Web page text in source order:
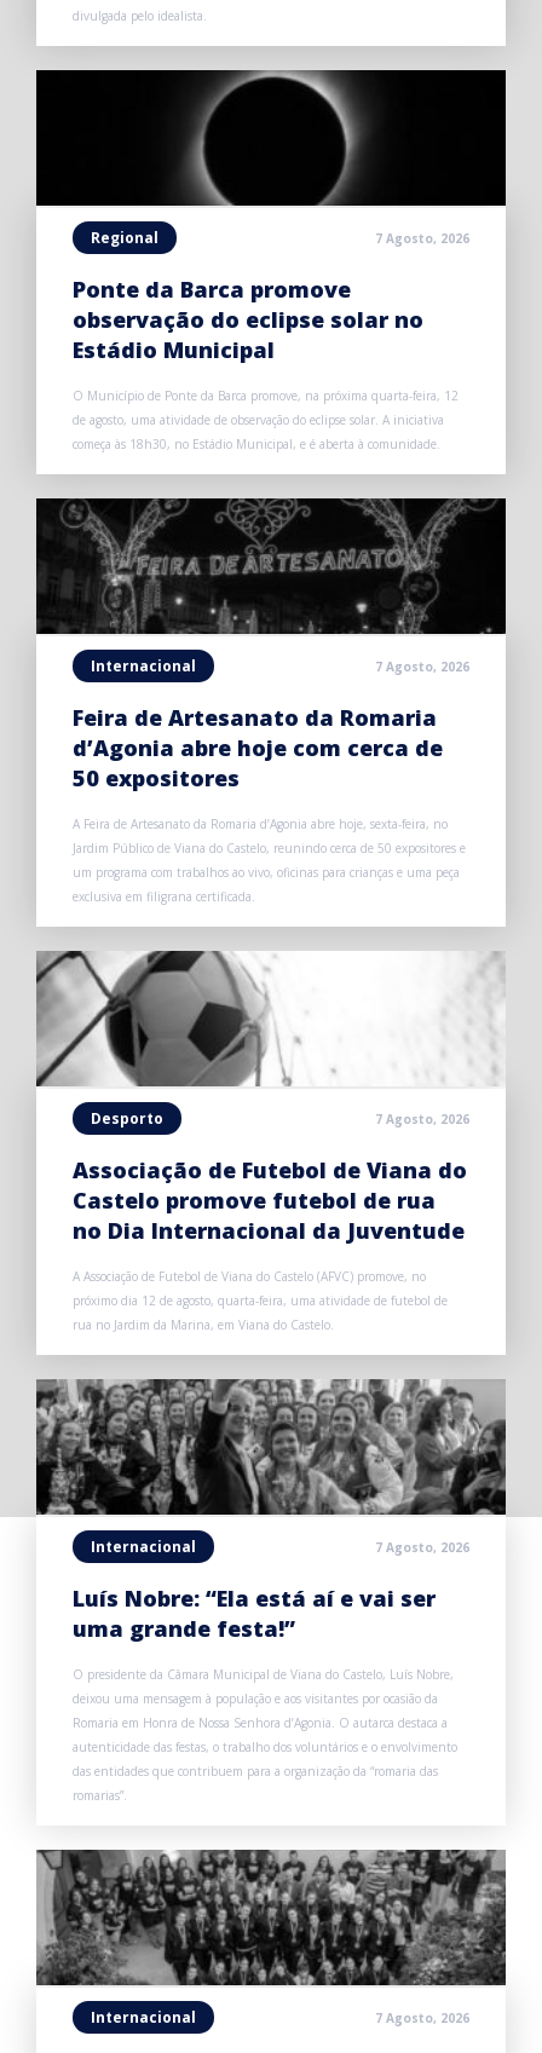
divulgada pelo idealista.
Regional 7 Agosto, 2026
Ponte da Barca promove
observação do eclipse solar no
Estádio Municipal
O Município de Ponte da Barca promove, na próxima quarta-feira, 12
de agosto, uma atividade de observação do eclipse solar. A iniciativa
começa às 18h30, no Estádio Municipal, e é aberta à comunidade.
Internacional 7 Agosto, 2026
Feira de Artesanato da Romaria
d’Agonia abre hoje com cerca de
50 expositores
A Feira de Artesanato da Romaria d’Agonia abre hoje, sexta-feira, no
Jardim Público de Viana do Castelo, reunindo cerca de 50 expositores e
um programa com trabalhos ao vivo, oficinas para crianças e uma peça
exclusiva em filigrana certificada.
Desporto 7 Agosto, 2026
Associação de Futebol de Viana do
Castelo promove futebol de rua
no Dia Internacional da Juventude
A Associação de Futebol de Viana do Castelo (AFVC) promove, no
próximo dia 12 de agosto, quarta-feira, uma atividade de futebol de
rua no Jardim da Marina, em Viana do Castelo.
Internacional 7 Agosto, 2026
Luís Nobre: “Ela está aí e vai ser
uma grande festa!”
O presidente da Câmara Municipal de Viana do Castelo, Luís Nobre,
deixou uma mensagem à população e aos visitantes por ocasião da
Romaria em Honra de Nossa Senhora d’Agonia. O autarca destaca a
autenticidade das festas, o trabalho dos voluntários e o envolvimento
das entidades que contribuem para a organização da “romaria das
romarias”.
Internacional 7 Agosto, 2026